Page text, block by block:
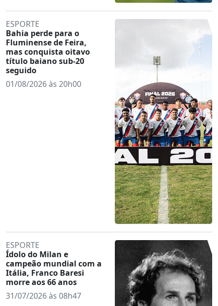
ESPORTE
Bahia perde para o
Fluminense de Feira,
mas conquista oitavo
título baiano sub-20
seguido
01/08/2026 às 20h00
ESPORTE
Ídolo do Milan e
campeão mundial com a
Itália, Franco Baresi
morre aos 66 anos
31/07/2026 às 08h47